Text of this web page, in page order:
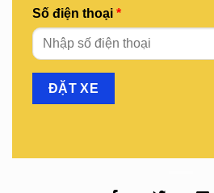
Số điện thoại *